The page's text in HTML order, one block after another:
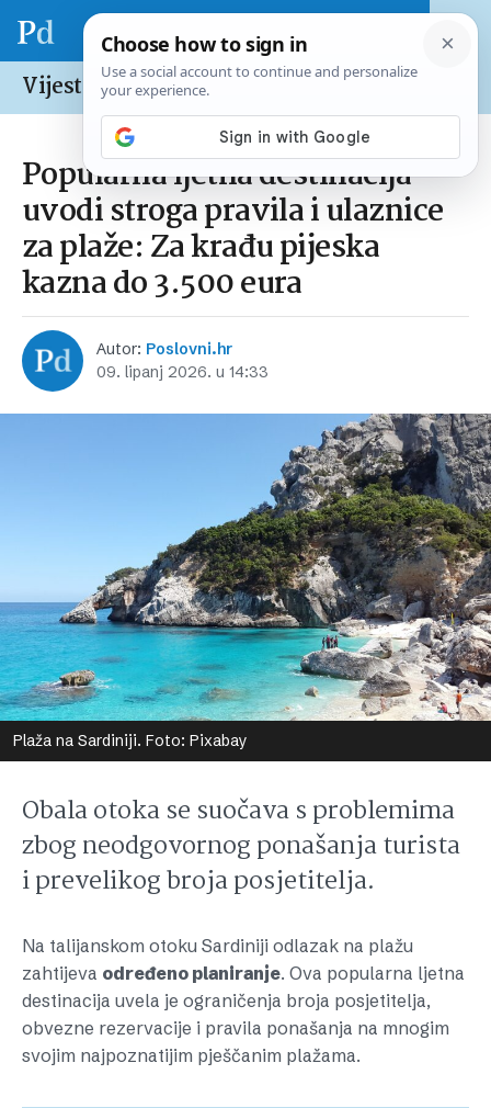
Vijesti /Europska unija
Popularna ljetna destinacija
uvodi stroga pravila i ulaznice
za plaže: Za krađu pijeska
kazna do 3.500 eura
Autor: Poslovni.hr
09. lipanj 2026. u 14:33
Plaža na Sardiniji. Foto: Pixabay
Obala otoka se suočava s problemima
zbog neodgovornog ponašanja turista
i prevelikog broja posjetitelja.
Na talijanskom otoku Sardiniji odlazak na plažu
zahtijeva određeno planiranje. Ova popularna ljetna
destinacija uvela je ograničenja broja posjetitelja,
obvezne rezervacije i pravila ponašanja na mnogim
svojim najpoznatijim pješčanim plažama.